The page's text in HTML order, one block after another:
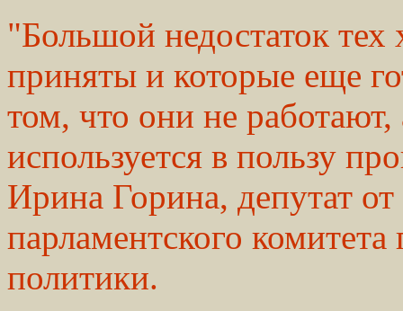
"Большой недостаток
приняты и которые еще
том, что они не
используется в пользу
Ирина Горина, депутат
парламентского
политики.